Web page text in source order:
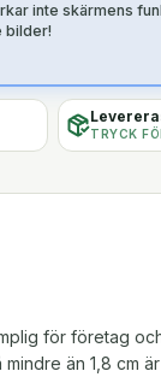
inte skärmens
bilder!
TRYCK
för företag
än 1,8 cm